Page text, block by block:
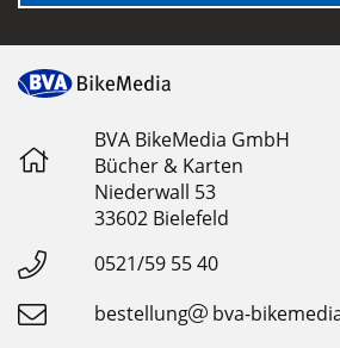
BVA BikeMedia GmbH
Bücher & Karten
Niederwall 53
33602 Bielefeld
0521/59 55 40
bestellung
bva-